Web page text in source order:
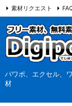
パワポ、エクセル、
材
素材リクエスト
当サイト（Digipot.net